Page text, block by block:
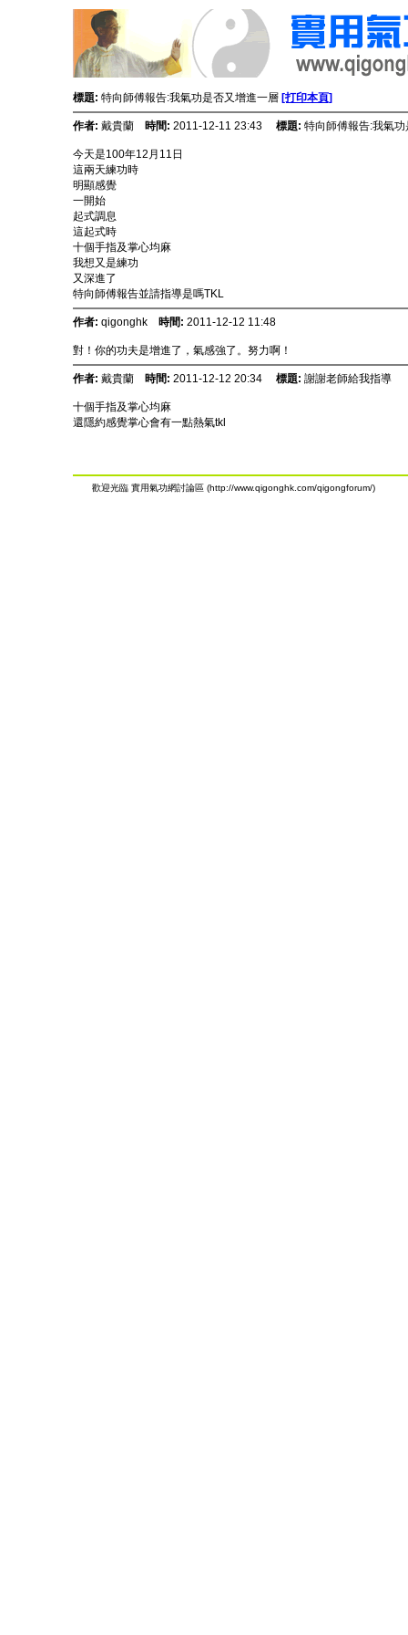
標題: 特向師傅報告:我氣功是否又增進一層 [打印本頁]
作者: 戴貴蘭 時間: 2011-12-11 23:43 標題: 特向師傅報告:我氣
今天是100年12月11日
這兩天練功時
明顯感覺
一開始
起式調息
這起式時
十個手指及掌心均麻
我想又是練功
又深進了
特向師傅報告並請指導是嗎TKL
作者: qigonghk 時間: 2011-12-12 11:48
對！你的功夫是增進了，氣感強了。努力啊！
作者: 戴貴蘭 時間: 2011-12-12 20:34 標題: 謝謝老師給我指導
十個手指及掌心均麻
還隱約感覺掌心會有一點熱氣tkl
歡迎光臨 實用氣功網討論區 (http://www.qigonghk.com/qigongforum/)